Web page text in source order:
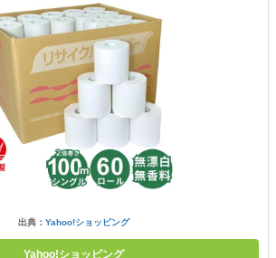
出典： Yahoo!ショッピング
Yahoo!ショッピング